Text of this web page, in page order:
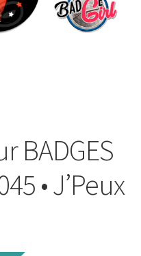
BADGES
• J’Peux